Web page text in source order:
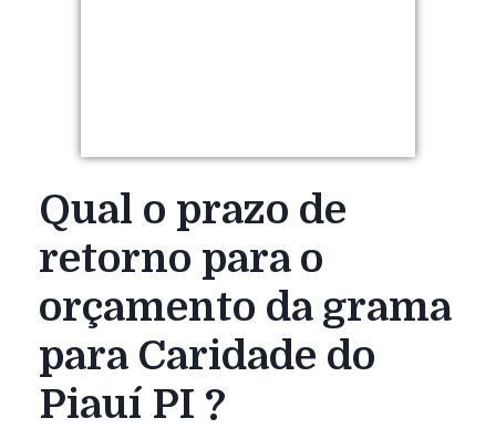
Qual o prazo de
retorno para o
orçamento da grama
para Caridade do
Piauí PI ?